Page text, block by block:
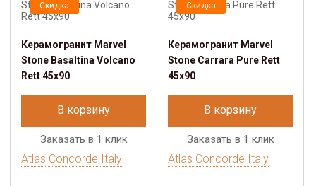
Скидка
Керамогранит Marvel
Stone Basaltina Volcano
Rett 45x90
В корзину
Заказать в 1 клик
Atlas Concorde Italy
Скидка
Керамогранит Marvel
Stone Carrara Pure Rett
45x90
В корзину
Заказать в 1 клик
Atlas Concorde Italy